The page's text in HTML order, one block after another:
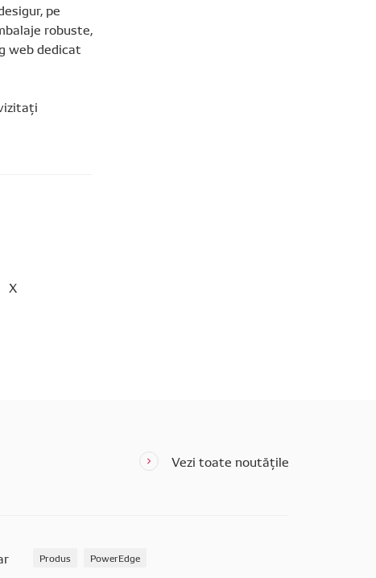
pe
robuste,
web dedicat
X
Vezi toate noutățile
Produs PowerEdge